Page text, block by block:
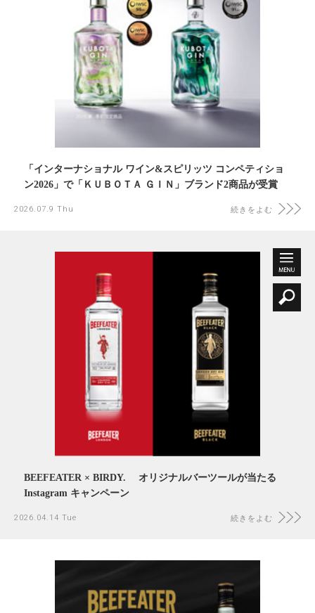
「インターナショナル ワイン&スピリッツ コンペティショ
ン2026」で「ＫＵＢＯＴＡ ＧＩＮ」ブランド2商品が受賞
2026.07.9 Thu 続きをよむ
BEEFEATER × BIRDY. オリジナルバーツールが当たる
Instagram キャンペーン
2026.04.14 Tue 続きをよむ